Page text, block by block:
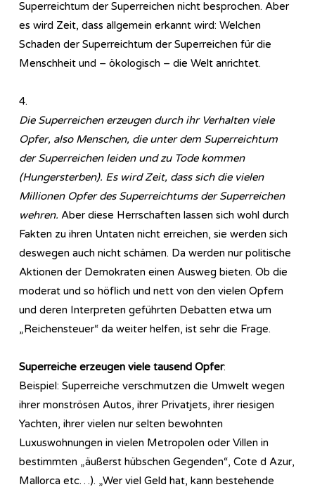
Superreichtum der Superreichen nicht besprochen. Aber
es wird Zeit, dass allgemein erkannt wird: Welchen
Schaden der Superreichtum der Superreichen für die
Menschheit und – ökologisch – die Welt anrichtet.
4.
Die Superreichen erzeugen durch ihr Verhalten viele
Opfer, also Menschen, die unter dem Superreichtum
der Superreichen leiden und zu Tode kommen
(Hungersterben). Es wird Zeit, dass sich die vielen
Millionen Opfer des Superreichtums der Superreichen
wehren. Aber diese Herrschaften lassen sich wohl durch
Fakten zu ihren Untaten nicht erreichen, sie werden sich
deswegen auch nicht schämen. Da werden nur politische
Aktionen der Demokraten einen Ausweg bieten. Ob die
moderat und so höflich und nett von den vielen Opfern
und deren Interpreten geführten Debatten etwa um
„Reichensteuer“ da weiter helfen, ist sehr die Frage.
Superreiche erzeugen viele tausend Opfer:
Beispiel: Superreiche verschmutzen die Umwelt wegen
ihrer monströsen Autos, ihrer Privatjets, ihrer riesigen
Yachten, ihrer vielen nur selten bewohnten
Luxuswohnungen in vielen Metropolen oder Villen in
bestimmten „äußerst hübschen Gegenden“, Cote d Azur,
Mallorca etc…). „Wer viel Geld hat, kann bestehende